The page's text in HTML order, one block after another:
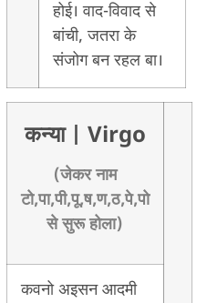
होई। वाद-विवाद से
बांची, जतरा के
संजोग बन रहल बा।
कन्या | Virgo
(जेकर नाम
टो,पा,पी,पू,ष,ण,ठ,पे,पो
से सुरू होला)
कवनो अइसन आदमी